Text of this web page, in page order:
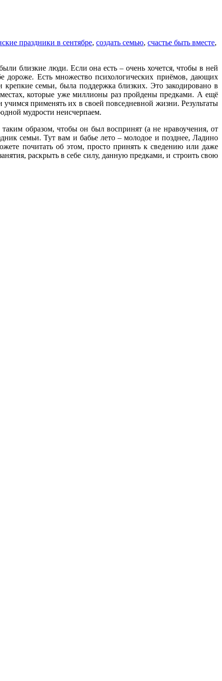
праздники в сентябре, создать семью, счастье быть вместе,
близкие люди. Если она есть – очень хочется, чтобы в ней
Есть множество психологических приёмов, дающих
семьи, была поддержка близких. Это закодировано в
которые уже миллионы раз пройдены предками. А ещё
применять их в своей повседневной жизни. Результаты
мудрости неисчерпаем.
образом, чтобы он был воспринят (а не нравоучения, от
семьи. Тут вам и бабье лето – молодое и позднее, Ладино
почитать об этом, просто принять к сведению или даже
раскрыть в себе силу, данную предками, и строить свою